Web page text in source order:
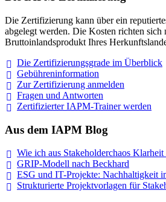
Die Zertifizierung kann über ein
abgelegt werden. Die Kosten richten sich
Bruttoinlandsprodukt Ihres
Die Zertifizierungsgrade im Überblick
Gebühreninformation
Zur Zertifizierung anmelden
Fragen und Antworten
Zertifizierter IAPM-Trainerwerden
Aus dem IAPM Blog
Wie ich aus Stakeholderchaos Klarheit
GRIP-Modell nach Beckhard
ESG und IT-Projekte: Nachhaltigkeit
Strukturierte Projektvorlagen für